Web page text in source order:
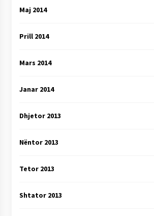
Maj 2014
Prill 2014
Mars 2014
Janar 2014
Dhjetor 2013
Nëntor 2013
Tetor 2013
Shtator 2013